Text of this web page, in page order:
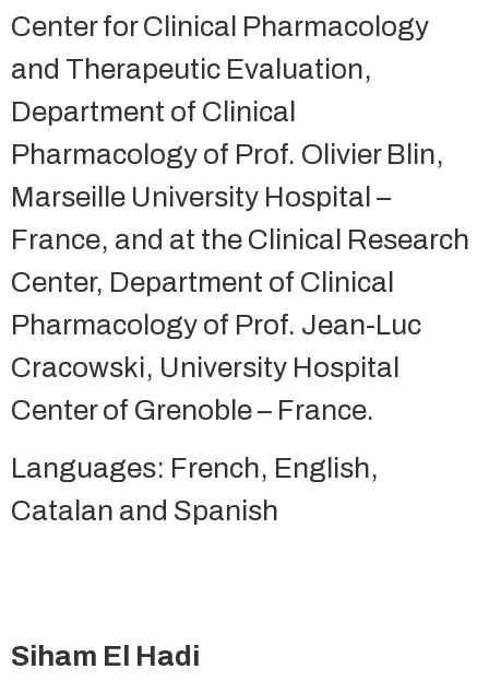
Center for Clinical Pharmacology
and Therapeutic Evaluation,
Department of Clinical
Pharmacology of Prof. Olivier Blin,
Marseille University Hospital –
France, and at the Clinical Research
Center, Department of Clinical
Pharmacology of Prof. Jean-Luc
Cracowski, University Hospital
Center of Grenoble – France.
Languages: French, English,
Catalan and Spanish
Siham El Hadi